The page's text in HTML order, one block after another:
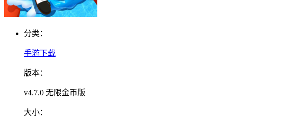
分类：
手游下载
版本：
v4.7.0 无限金币版
大小：